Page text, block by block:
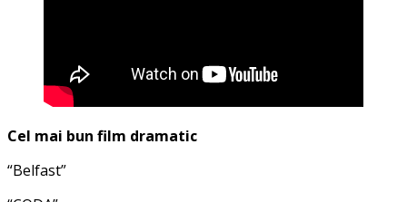
Cel mai bun film dramatic
“Belfast”